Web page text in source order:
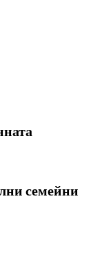
семейни